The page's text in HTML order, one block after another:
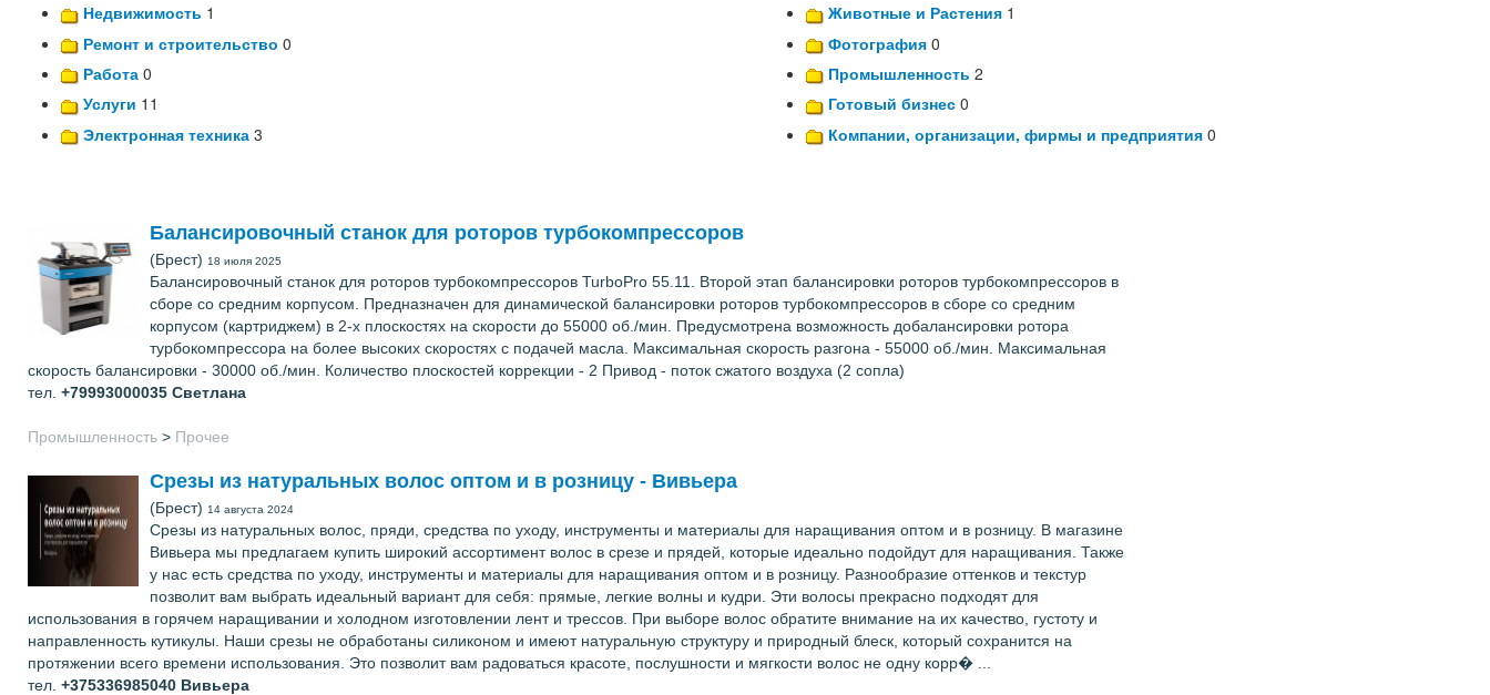
Недвижимость 1
Ремонт и строительство 0
Работа 0
Услуги 11
Электронная техника 3
Животные и Растения 1
Фотография 0
Промышленность 2
Готовый бизнес 0
Компании, организации, фирмы и предприятия 0
Балансировочный станок для роторов турбокомпрессоров
(Брест) 18 июля 2025
Балансировочный станок для роторов турбокомпрессоров TurboPro 55.11. Второй этап балансировки роторов турбокомпрессоров в
сборе со средним корпусом. Предназначен для динамической балансировки роторов турбокомпрессоров в сборе со средним
корпусом (картриджем) в 2-х плоскостях на скорости до 55000 об./мин. Предусмотрена возможность добалансировки ротора
турбокомпрессора на более высоких скоростях с подачей масла. Максимальная скорость разгона - 55000 об./мин. Максимальная
скорость балансировки - 30000 об./мин. Количество плоскостей коррекции - 2 Привод - поток сжатого воздуха (2 сопла)
тел. +79993000035 Светлана
Промышленность > Прочее
Срезы из натуральных волос оптом и в розницу - Вивьера
(Брест) 14 августа 2024
Срезы из натуральных волос, пряди, средства по уходу, инструменты и материалы для наращивания оптом и в розницу. В магазине
Вивьера мы предлагаем купить широкий ассортимент волос в срезе и прядей, которые идеально подойдут для наращивания. Также
у нас есть средства по уходу, инструменты и материалы для наращивания оптом и в розницу. Разнообразие оттенков и текстур
позволит вам выбрать идеальный вариант для себя: прямые, легкие волны и кудри. Эти волосы прекрасно подходят для
использования в горячем наращивании и холодном изготовлении лент и трессов. При выборе волос обратите внимание на их качество, густоту и
направленность кутикулы. Наши срезы не обработаны силиконом и имеют натуральную структуру и природный блеск, который сохранится на
протяжении всего времени использования. Это позволит вам радоваться красоте, послушности и мягкости волос не одну корр� ...
тел. +375336985040 Вивьера